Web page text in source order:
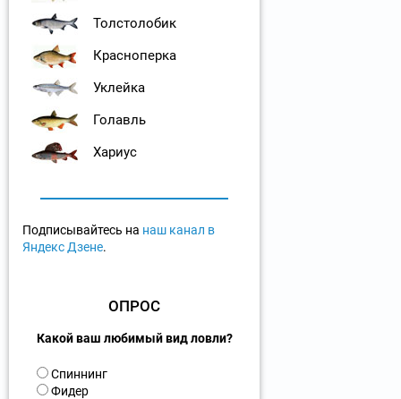
Толстолобик
Красноперка
Уклейка
Голавль
Хариус
Подписывайтесь на наш канал в
Яндекс Дзене.
ОПРОС
Какой ваш любимый вид ловли?
В
а
Спиннинг
Фидер